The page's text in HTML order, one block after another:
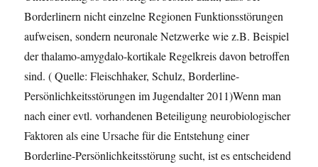
Borderlinern nicht einzelne Regionen Funktionsstörungen
aufweisen, sondern neuronale Netzwerke wie z.B. Beispiel
der thalamo-amygdalo-kortikale Regelkreis davon betroffen
sind. ( Quelle: Fleischhaker, Schulz, Borderline-
Persönlichkeitsstörungen im Jugendalter 2011)Wenn man
nach einer evtl. vorhandenen Beteiligung neurobiologischer
Faktoren als eine Ursache für die Entstehung einer
Borderline-Persönlichkeitsstörung sucht, ist es entscheidend